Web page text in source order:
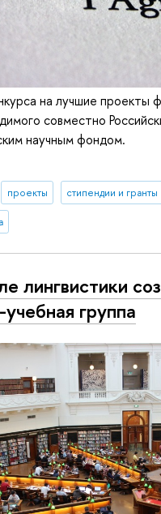
на лучшие проекты
совместно
научным фондом.
проекты стипендии и гранты
лингвистики
группа